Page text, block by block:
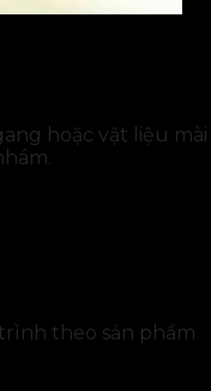
hoặc vật liệu
theo sản phẩm